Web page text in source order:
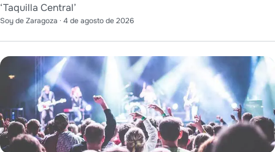
‘Taquilla Central’
Soy de Zaragoza · 4 de agosto de 2026